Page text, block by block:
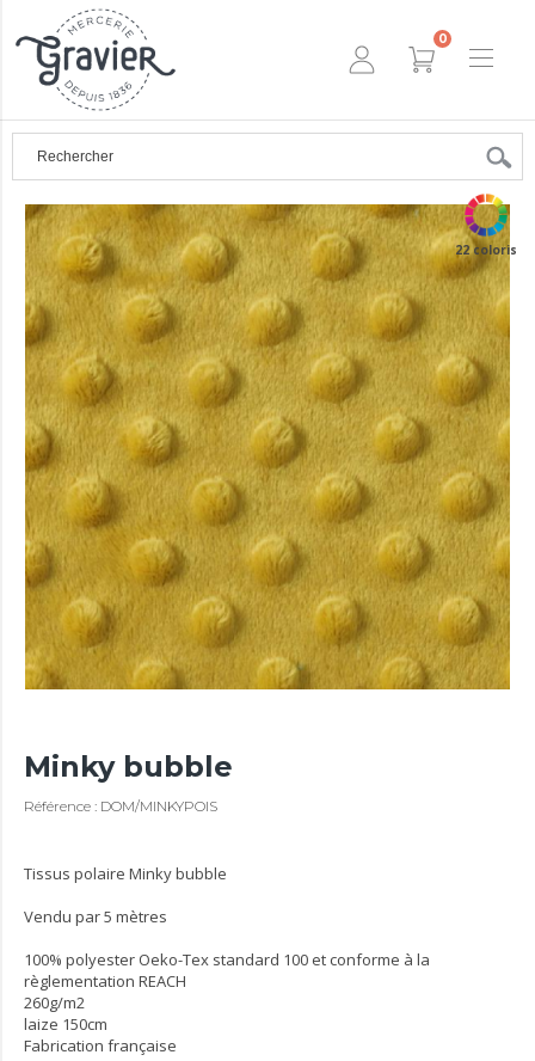
0
22 coloris
Minky bubble
Référence : DOM/MINKYPOIS
Tissus polaire Minky bubble
Vendu par 5 mètres
100% polyester Oeko-Tex standard 100 et conforme à la
règlementation REACH
260g/m2
laize 150cm
Fabrication française